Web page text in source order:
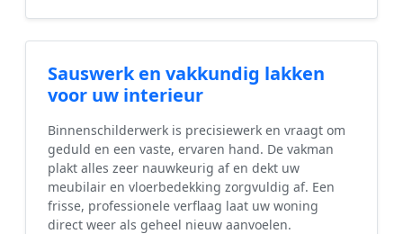
Sauswerk en vakkundig lakken
voor uw interieur
Binnenschilderwerk is precisiewerk en vraagt om
geduld en een vaste, ervaren hand. De vakman
plakt alles zeer nauwkeurig af en dekt uw
meubilair en vloerbedekking zorgvuldig af. Een
frisse, professionele verflaag laat uw woning
direct weer als geheel nieuw aanvoelen.